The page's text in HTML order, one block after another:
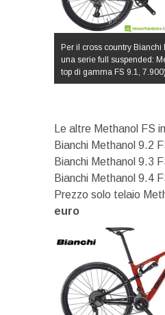
Per il cross country
una serie full suspended:
top di gamma FS 9.1, 7.900).
Le altre Methanol FS
Bianchi Methanol 9.2
Bianchi Methanol 9.3
Bianchi Methanol 9.4
Prezzo solo telaio
euro